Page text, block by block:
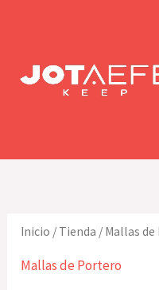
Inicio / Tienda / Mallas
Mallas de Portero